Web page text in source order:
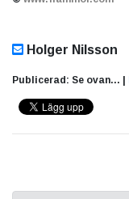
Holger Nilsson
Publicerad: Se ovan... |